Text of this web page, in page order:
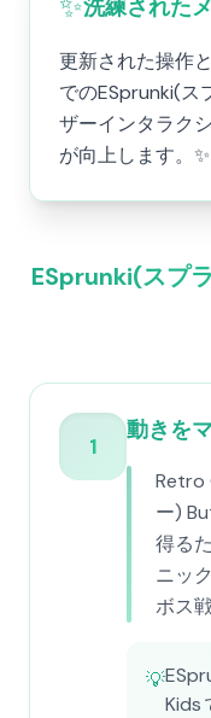
洗練された
更新された操作
でのESprunki(ス
ザーインタラク
が向上します。✨
ESprunki(スプ
1
動きを
Retro
ー)
得る
ニッ
ボス
💡
Kids